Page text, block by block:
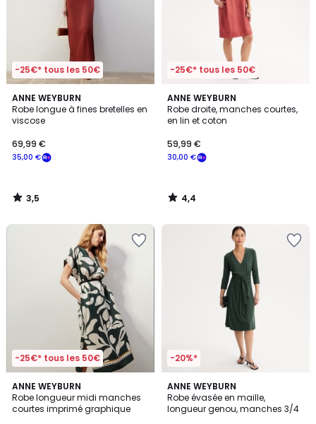
-25€* tous les 50€
ANNE WEYBURN
Robe longue à fines bretelles en
viscose
35,00 €
69,99 €
3,5
/ 5
3,5
/
-25€* tous les 50€
ANNE WEYBURN
Robe droite, manches courtes,
en lin et coton
30,00 €
59,99 €
4,4
/ 5
4,4
/
-25€* tous les 50€
ANNE WEYBURN
Robe longueur midi manches
courtes imprimé graphique
4,5
/ 5
-20%*
ANNE WEYBURN
Robe évasée en maille,
longueur genou, manches 3/4
3,8
/ 5
2
Couleurs